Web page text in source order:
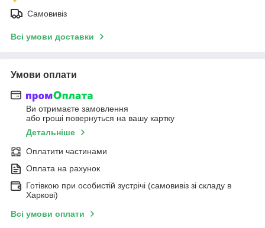
Самовивіз
Всі умови доставки
Умови оплати
Ви отримаєте замовлення
або гроші повернуться на вашу картку
Детальніше
Оплатити частинами
Оплата на рахунок
Готівкою при особистій зустрічі (самовивіз зі складу в
Харкові)
Всі умови оплати